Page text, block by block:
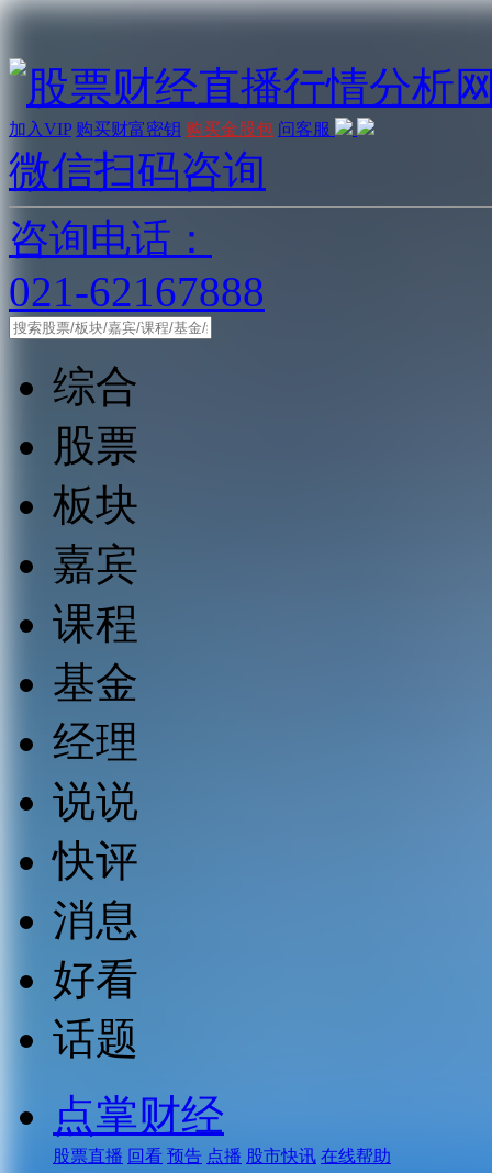
加入VIP 购买财富密钥 购买金股包 问客服
微信扫码咨询
咨询电话：
021-62167888
综合
股票
板块
嘉宾
课程
基金
经理
说说
快评
消息
好看
话题
点掌财经
股票直播 回看 预告 点播 股市快讯 在线帮助